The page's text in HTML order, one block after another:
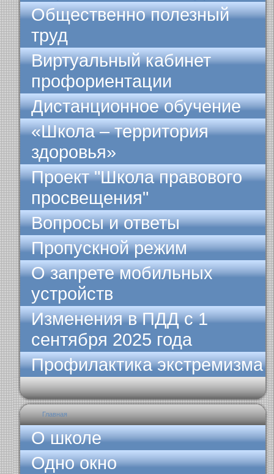
Общественно полезный
труд
Виртуальный кабинет
профориентации
Дистанционное обучение
«Школа – территория
здоровья»
Проект "Школа правового
просвещения"
Вопросы и ответы
Пропускной режим
О запрете мобильных
устройств
Изменения в ПДД с 1
сентября 2025 года
Профилактика экстремизма
Главная
О школе
Одно окно